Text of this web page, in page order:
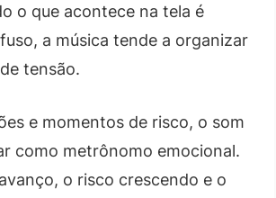
o que acontece na tela é
a música tende a organizar
tensão.
e momentos de risco, o som
como metrônomo emocional.
o risco crescendo e o